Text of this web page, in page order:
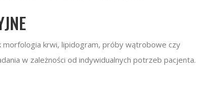
krwi, lipidogram, próby wątrobowe czy
w zależności od indywidualnych potrzeb pacjenta.